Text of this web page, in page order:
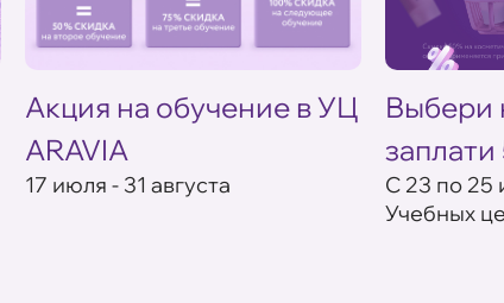
Акция на обучение в УЦ
ARAVIA
17 июля - 31 августа
Выбери
С 23 по 25
Учебных